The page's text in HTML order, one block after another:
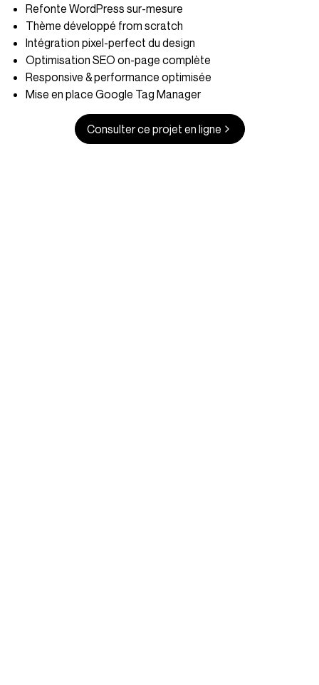
Refonte WordPress sur-mesure
Thème développé from scratch
Intégration pixel-perfect du design
Optimisation SEO on-page complète
Responsive & performance optimisée
Mise en place Google Tag Manager
Consulter ce projet en ligne